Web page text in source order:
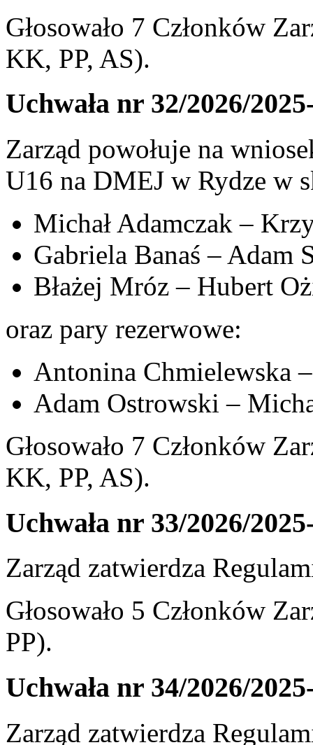
Głosowało 7 Członków
KK, PP, AS).
Uchwała nr 32/2026/
Zarząd powołuje na
U16 na DMEJ w Rydze w
Michał Adamczak –
Gabriela Banaś – Adam
Błażej Mróz – Hubert
oraz pary rezerwowe:
Antonina Chmielewska
Adam Ostrowski –
Głosowało 7 Członków
KK, PP, AS).
Uchwała nr 33/2026/
Zarząd zatwierdza
Głosowało 5 Członków
PP).
Uchwała nr 34/2026/
Zarząd zatwierdza